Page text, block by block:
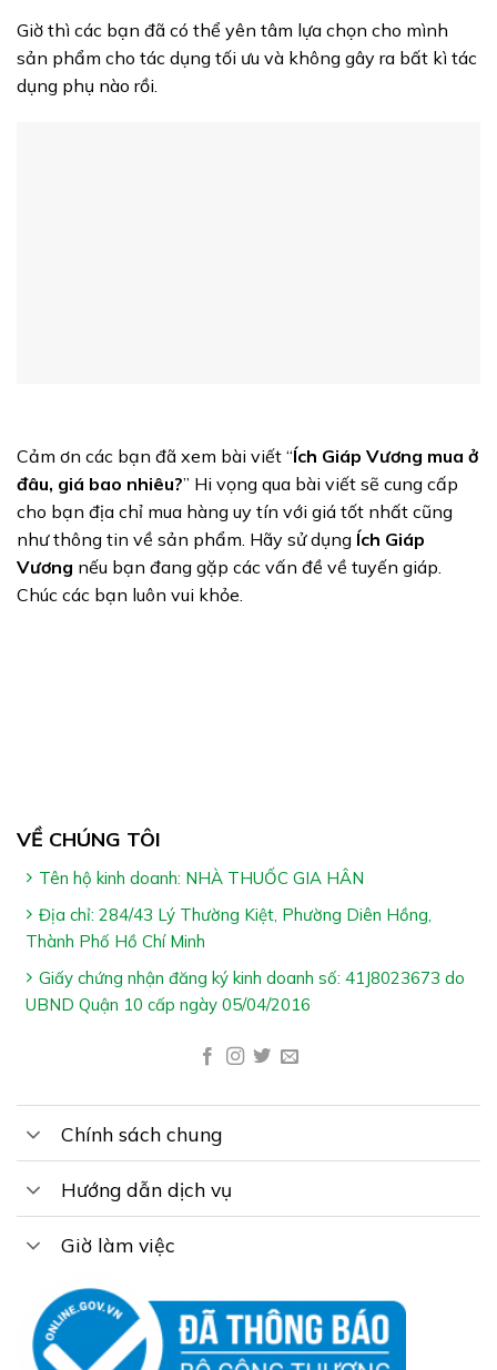
Giờ thì các bạn đã có thể yên tâm lựa chọn cho mình
sản phẩm cho tác dụng tối ưu và không gây ra bất kì tác
dụng phụ nào rồi.
Cảm ơn các bạn đã xem bài viết “Ích Giáp Vương mua ở
đâu, giá bao nhiêu?” Hi vọng qua bài viết sẽ cung cấp
cho bạn địa chỉ mua hàng uy tín với giá tốt nhất cũng
như thông tin về sản phẩm. Hãy sử dụng Ích Giáp
Vương nếu bạn đang gặp các vấn đề về tuyến giáp.
Chúc các bạn luôn vui khỏe.
VỀ CHÚNG TÔI
Tên hộ kinh doanh: NHÀ THUỐC GIA HÂN
Địa chỉ: 284/43 Lý Thường Kiệt, Phường Diên Hồng,
Thành Phố Hồ Chí Minh
Giấy chứng nhận đăng ký kinh doanh số: 41J8023673 do
UBND Quận 10 cấp ngày 05/04/2016
Chính sách chung
Hướng dẫn dịch vụ
Giờ làm việc